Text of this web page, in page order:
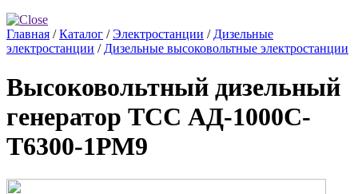
Главная /Каталог /Электростанции / Дизельные
электростанции / Дизельные высоковольтные электростанции
Высоковольтный дизельный
генератор ТСС АД-1000С-
Т6300-1РМ9